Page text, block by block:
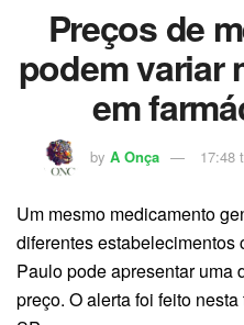
Preços de
podem variar
em
by A Onça 17:48
Um mesmo medicamento
diferentes
Paulo pode apresentar uma
preço. O alerta foi feito